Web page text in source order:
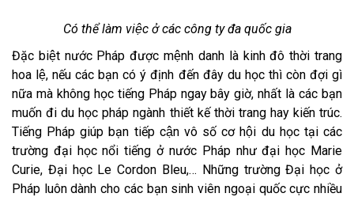
Có thể làm việc ở các công ty đa quốc gia
Đặc biệt nước Pháp được mệnh danh là kinh đô thời trang
hoa lệ, nếu các bạn có ý định đến đây du học thì còn đợi gì
nữa mà không học tiếng Pháp ngay bây giờ, nhất là các bạn
muốn đi du học pháp ngành thiết kế thời trang hay kiến trúc.
Tiếng Pháp giúp bạn tiếp cận vô số cơ hội du học tại các
trường đại học nổi tiếng ở nước Pháp như đại học Marie
Curie, Đại học Le Cordon Bleu,… Những trường Đại học ở
Pháp luôn dành cho các bạn sinh viên ngoại quốc cực nhiều